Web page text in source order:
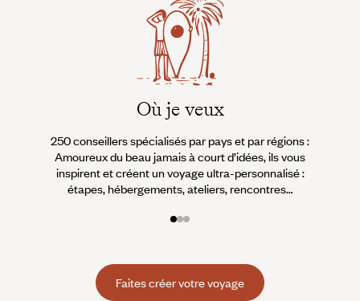
Où je veux
250 conseillers spécialisés par pays et par régions :
Amoureux du beau jamais à court d’idées, ils vous
inspirent et créent un voyage ultra-personnalisé :
étapes, hébergements, ateliers, rencontres…
Faites créer votre voyage